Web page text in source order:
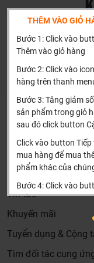
THÊM VÀO GIỎ
Bước 1: Click vào
Thêm vào giỏ hàng
Bước 2: Click vào
hàng trên thanh
Bước 3: Tăng giảm
sản phẩm trong giỏ
sau đó click button
Click vào button Tiếp
mua hàng để mua
phẩm khác của
Bước 4: Click vào
Tiến hành thanh
thanh toán đơn hàng
Xin cảm ơn khách
HN: số 160 đường
(Cách đại học công
HCM và các tỉnh
đặt hàng
0904501766
Thông tin
Tìm đại lý & Hợp tác
Tin tức
Khuyến mãi
Tuyển dụng & Cộng
Tìm đối tác cung